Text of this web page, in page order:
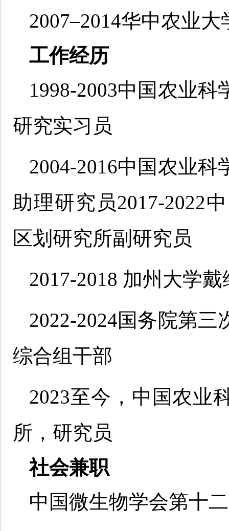
2007–2014华中农业
工作经历
1998-2003中国农业
研究实习员
2004-2016中国农业
助理研究员2017-2022
区划研究所副研究员
2017-2018 加州大学
2022-2024国务院第
综合组干部
2023至今，中国农业
所，研究员
社会兼职
中国微生物学会第十